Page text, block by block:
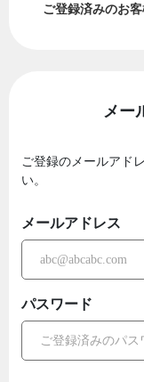
ご登録済みのお
メー
ご登録のメールアド
い。
メールアドレス
パスワード